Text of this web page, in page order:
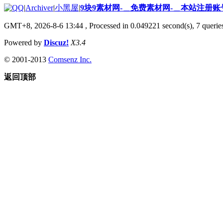
|Archiver|小黑屋|9块9素材网-＿免费素材网-＿本站注册账
GMT+8, 2026-8-6 13:44 , Processed in 0.049221 second(s), 7
Powered by Discuz! X3.4
© 2001-2013 Comsenz Inc.
返回顶部